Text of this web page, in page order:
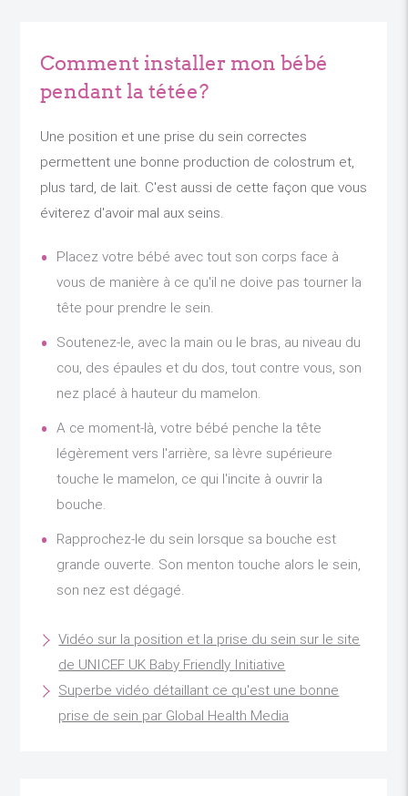
Comment installer mon bébé
pendant la tétée?
Une position et une prise du sein correctes
permettent une bonne production de colostrum et,
plus tard, de lait. C'est aussi de cette façon que vous
éviterez d'avoir mal aux seins.
Placez votre bébé avec tout son corps face à
vous de manière à ce qu'il ne doive pas tourner la
tête pour prendre le sein.
Soutenez-le, avec la main ou le bras, au niveau du
cou, des épaules et du dos, tout contre vous, son
nez placé à hauteur du mamelon.
A ce moment-là, votre bébé penche la tête
légèrement vers l'arrière, sa lèvre supérieure
touche le mamelon, ce qui l'incite à ouvrir la
bouche.
Rapprochez-le du sein lorsque sa bouche est
grande ouverte. Son menton touche alors le sein,
son nez est dégagé.
Vidéo sur la position et la prise du sein sur le site
de UNICEF UK Baby Friendly Initiative
Superbe vidéo détaillant ce qu'est une bonne
prise de sein par Global Health Media